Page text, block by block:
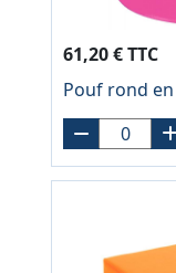
61,20 € TTC
Pouf rond